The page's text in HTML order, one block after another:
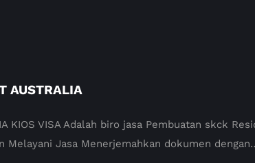
AUSTRALIA
KIOS VISA Adalah biro jasa Pembuatan skck
Melayani Jasa Menerjemahkan dokumen